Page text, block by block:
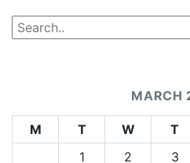
MARCH
M T W T
1
2 3